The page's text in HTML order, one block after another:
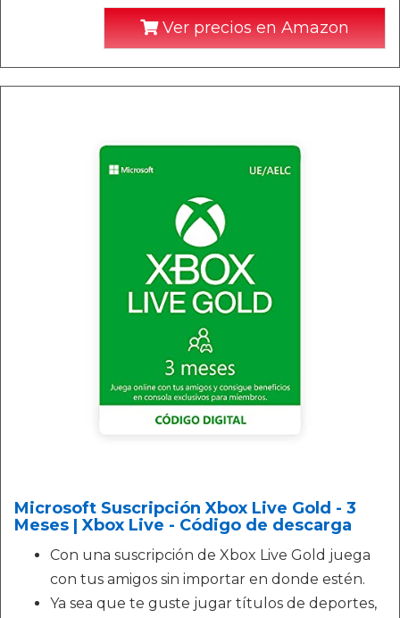
Ver precios en Amazon
Microsoft Suscripción Xbox Live Gold - 3
Meses | Xbox Live - Código de descarga
Con una suscripción de Xbox Live Gold juega
con tus amigos sin importar en donde estén.
Ya sea que te guste jugar títulos de deportes,